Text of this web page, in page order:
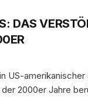
DAS
US-amerikanischer
2000er Jahre